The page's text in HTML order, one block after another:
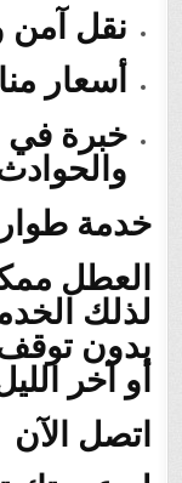
نقل آمن
أسعار
خبرة في
خدمة
العطل
لذلك
بدون
أو آخر
اتصل الآن